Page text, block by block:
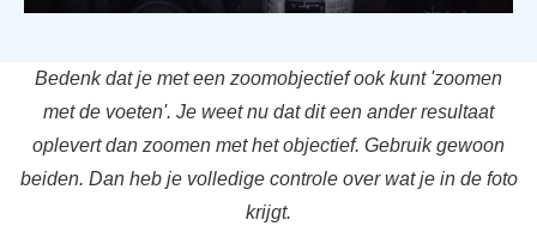
Bedenk dat je met een zoomobjectief ook kunt 'zoomen
met de voeten'. Je weet nu dat dit een ander resultaat
oplevert dan zoomen met het objectief. Gebruik gewoon
beiden. Dan heb je volledige controle over wat je in de foto
krijgt.